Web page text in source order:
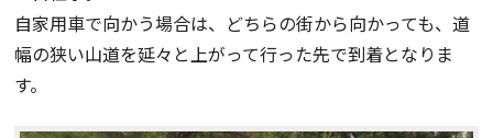
自家用車で向かう場合は、どちらの街から向かっても、道
幅の狭い山道を延々と上がって行った先で到着となりま
す。